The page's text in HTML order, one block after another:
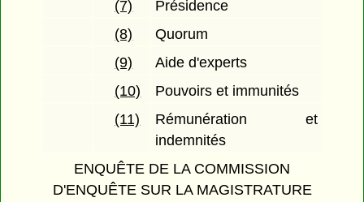
(7)
Présidence
(8)
Quorum
(9)
Aide d'experts
(10)
Pouvoirs et immunités
(11)
Rémunération et
indemnités
ENQUÊTE DE LA COMMISSION
D'ENQUÊTE SUR LA MAGISTRATURE